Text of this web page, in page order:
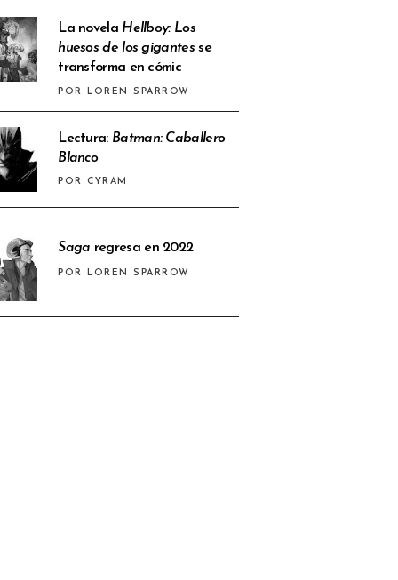
La novela Hellboy: Los
huesos de los gigantesse
transforma en cómic
POR LOREN SPARROW
Lectura: Batman: Caballero
Blanco
POR CYRAM
Saga regresa en 2022
POR LOREN SPARROW